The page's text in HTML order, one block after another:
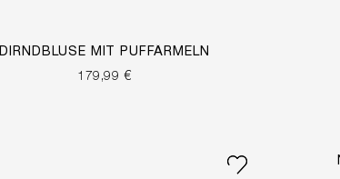
DIRNDBLUSE MIT PUFFÄRMELN
179,99 €